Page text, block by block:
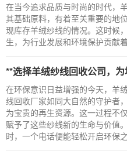
在当今追求品质与时尚的时代，
其基础原料，有着至关重要的地
现库存羊绒纱线的情况。这时候
生，为行业发展和环境保护贡献
**选择羊绒纱线回收公司，为地球
在环保意识日益增强的今天，羊
线回收厂家如同大自然的守护者
为宝贵的再生资源。这一过程不
赋予了这些纱线新的生命与价值
时，一个电话便能轻松开启环保